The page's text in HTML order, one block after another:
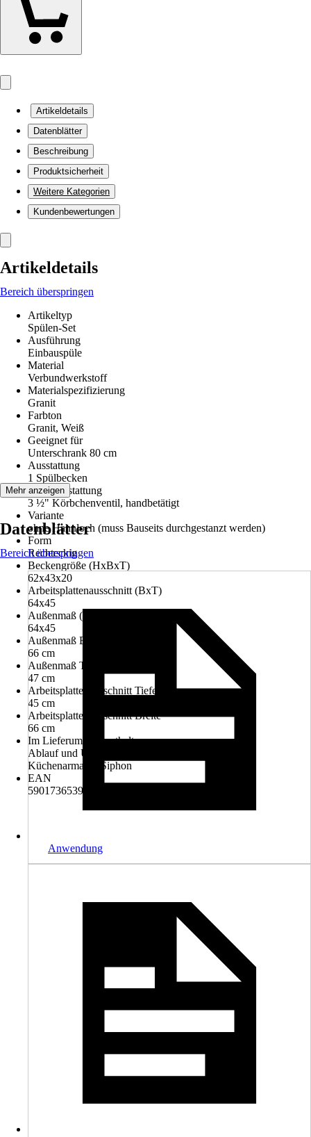
Artikeldetails
Datenblätter
Beschreibung
Produktsicherheit
Weitere Kategorien
Kundenbewertungen
Artikeldetails
Bereich überspringen
Artikeltyp
Spülen-Set
Ausführung
Einbauspüle
Material
Verbundwerkstoff
Materialspezifizierung
Granit
Farbton
Granit, Weiß
Geeignet für
Unterschrank 80 cm
Ausstattung
1 Spülbecken
Ventilausstattung
3 ½" Körbchenventil, handbetätigt
Variante
ohne Hahnloch (muss Bauseits durchgestanzt werden)
Form
Rechteckig
Beckengröße (HxBxT)
62x43x20
Arbeitsplattenausschnitt (BxT)
64x45
Außenmaß (BxT)
64x45
Außenmaß Breite
66 cm
Außenmaß Tiefe
47 cm
Arbeitsplattenausschnitt Tiefe
45 cm
Arbeitsplattenausschnitt Breite
66 cm
Im Lieferumfang enthalten
Ablauf und Überlaufgarnitur, Einbauspülbecken,
Küchenarmatur, Siphon
EAN
5901736539206
Mehr anzeigen
Datenblätter
Bereich überspringen
Anwendung